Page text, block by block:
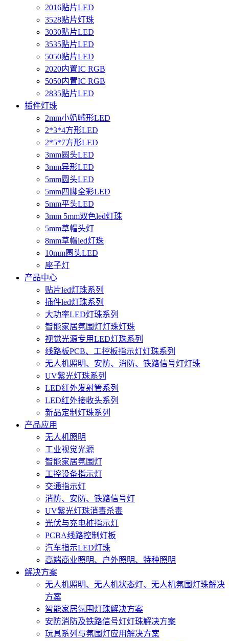
2016贴片LED
3528贴片灯珠
3030贴片LED
3535贴片LED
5050贴片LED
2020内置IC RGB
5050内置IC RGB
2835贴片LED
插件灯珠
2mm小奶嘴形LED
2*3*4方形LED
2*5*7方形LED
3mm圆头LED
3mm异形LED
5mm圆头LED
5mm四脚全彩LED
5mm平头LED
3mm 5mm双色led灯珠
5mm草帽头灯
8mm草帽led灯珠
10mm圆头LED
座子灯
产品中心
贴片led灯珠系列
插件led灯珠系列
大功率LED灯珠系列
智能家居氛围灯灯珠灯珠
视觉光源专用LED灯珠系列
线路板PCB、工控板指示灯灯珠系列
无人机照明、安防、消防、铁路信号灯灯珠
UV紫光灯珠系列
LED红外发射管系列
LED红外接收头系列
新品定制灯珠系列
产品应用
无人机照明
工业视觉光源
智能家居氛围灯
工控设备指示灯
交通指示灯
消防、安防、铁路信号灯
UV紫光灯珠消毒杀毒
光伏与充电桩指示灯
PCBA线路控制灯板
汽车指示LED灯珠
高端商业照明、户外照明、特种照明
解决方案
无人机照明、无人机状态灯、无人机氛围灯珠解决
方案
智能家居氛围灯珠解决方案
安防消防及铁路信号灯灯珠解决方案
玩具系列与氛围灯应用解决方案